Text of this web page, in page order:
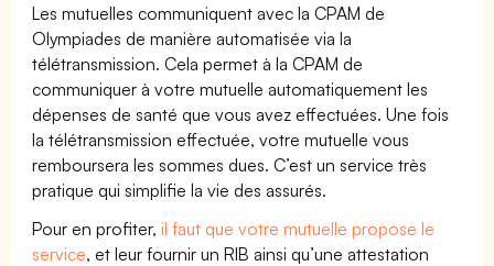
Les mutuelles communiquent avec la CPAM de
Olympiades de manière automatisée via la
télétransmission. Cela permet à la CPAM de
communiquer à votre mutuelle automatiquement les
dépenses de santé que vous avez effectuées. Une fois
la télétransmission effectuée, votre mutuelle vous
remboursera les sommes dues. C’est un service très
pratique qui simplifie la vie des assurés.
Pour en profiter,il faut que votre mutuelle propose le
service, et leur fournir un RIB ainsi qu’une attestation